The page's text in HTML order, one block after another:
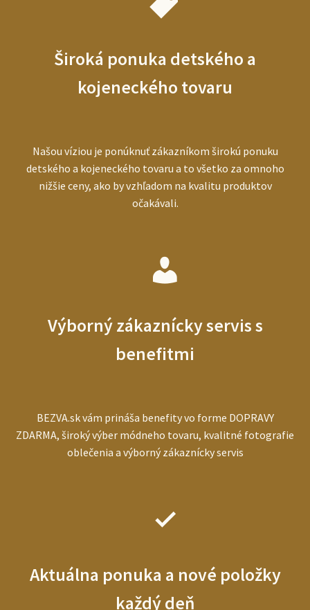
Široká ponuka detského a
kojeneckého tovaru
Našou víziou je ponúknuť zákazníkom širokú ponuku
detského a kojeneckého tovaru a to všetko za omnoho
nižšie ceny, ako by vzhľadom na kvalitu produktov
očakávali.
Výborný zákaznícky servis s
benefitmi
BEZVA.sk vám prináša benefity vo forme DOPRAVY
ZDARMA, široký výber módneho tovaru, kvalitné fotografie
oblečenia a výborný zákaznícky servis
Aktuálna ponuka a nové položky
každý deň